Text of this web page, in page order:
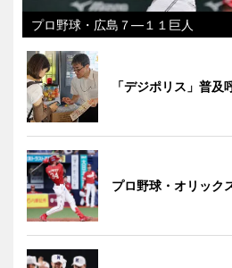
プロ野球・広島７―１１巨人
「デジポリス」普及
プロ野球・オリック